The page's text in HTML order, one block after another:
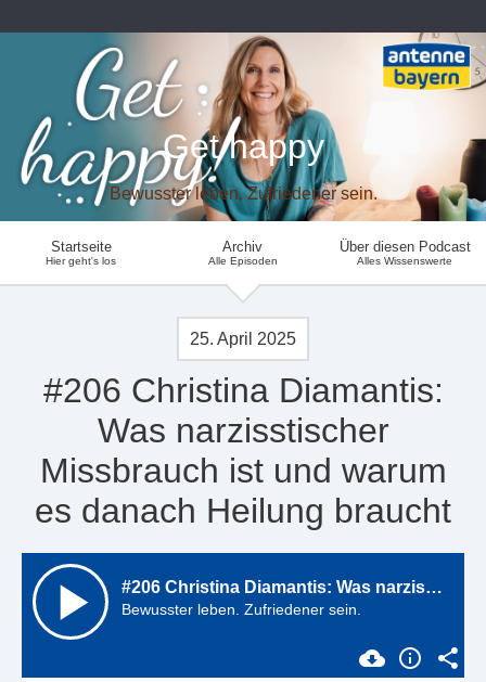
Get happy
Bewusster leben. Zufriedener sein.
Startseite
Hier geht's los
Archiv
Alle Episoden
Über diesen Podcast
Alles Wissenswerte
25. April 2025
#206 Christina Diamantis:
Was narzisstischer
Missbrauch ist und warum
es danach Heilung braucht